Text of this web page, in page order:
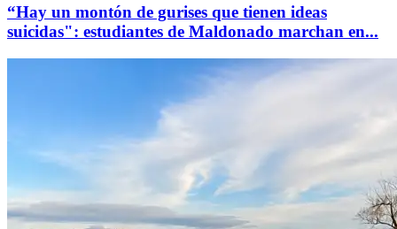
“Hay un montón de gurises que tienen ideas
suicidas": estudiantes de Maldonado marchan en...